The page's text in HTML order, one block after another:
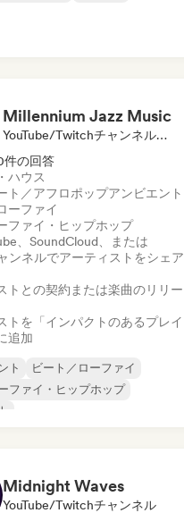
Millennium Jazz Music
YouTube/Twitchチャンネル, レーベル, プレイリスト・キュレーター
件の回答
ハウス
ト／アフロポップアンビエント
ーファイ
ファイ・ヒップホップ
、SoundCloud、または
ンネルでアーティストをシェア
トとの契約または楽曲のリリー
トを「インパクトのあるプレイ
追加
ト
ビート／ローファイ
ファイ・ヒップホップ
ルメンタル
ルメンタル・ヒップホップ
Midnight Waves
YouTube/Twitchチャンネル